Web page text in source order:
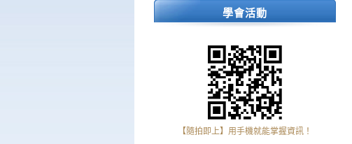
學會活動
【隨拍即上】用手機就能掌握資訊！